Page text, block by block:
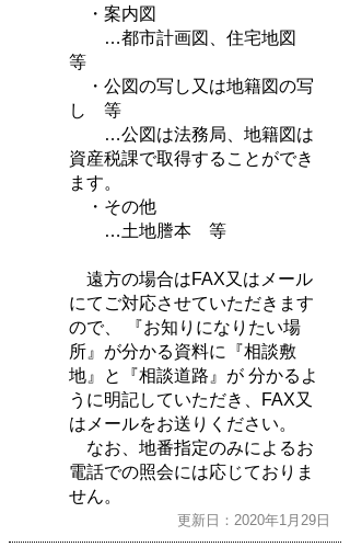
・案内図
…都市計画図、住宅地図
等
・公図の写し又は地籍図の写
し 等
…公図は法務局、地籍図は
資産税課で取得することができ
ます。
・その他
…土地謄本 等
遠方の場合はFAX又はメール
にてご対応させていただきます
ので、 『お知りになりたい場
所』が分かる資料に『相談敷
地』と『相談道路』が 分かるよ
うに明記していただき、FAX又
はメールをお送りください。
なお、地番指定のみによるお
電話での照会には応じておりま
せん。
更新日：2020年1月29日